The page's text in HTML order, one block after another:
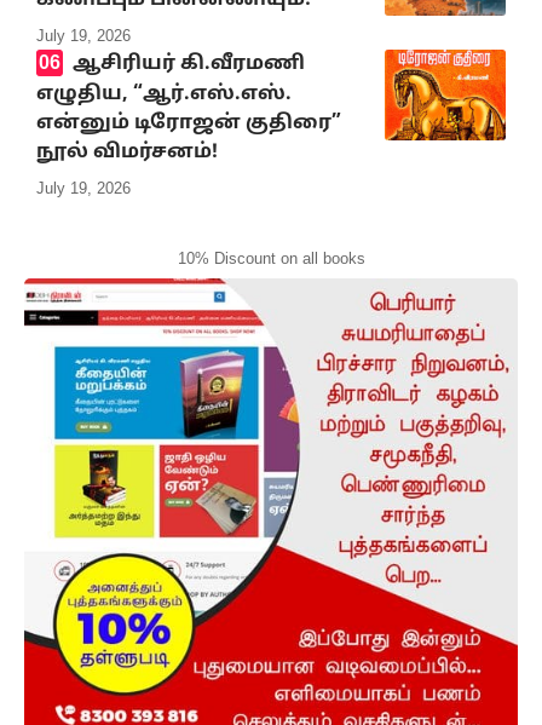
July 19, 2026
ஆசிரியர் கி.வீரமணி
எழுதிய, “ஆர்.எஸ்.எஸ்.
என்னும் டிரோஜன் குதிரை”
நூல் விமர்சனம்!
July 19, 2026
10% Discount on all books